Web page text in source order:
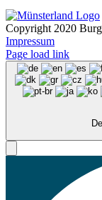
Copyright 2020
Impressum
Page load link